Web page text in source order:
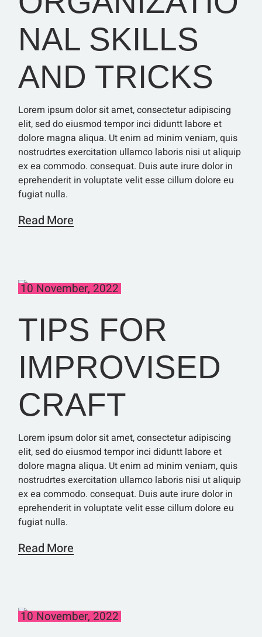
NAL SKILLS
AND TRICKS
Lorem ipsum dolor sit amet, consectetur adipiscing
elit, sed do eiusmod tempor inci diduntt labore et
dolore magna aliqua. Ut enim ad minim veniam, quis
nostrudrtes exercitation ullamco laboris nisi ut aliquip
ex ea commodo. consequat. Duis aute irure dolor in
eprehenderit in voluptate velit esse cillum dolore eu
fugiat nulla.
Read More
10 November, 2022
TIPS FOR
IMPROVISED
CRAFT
Lorem ipsum dolor sit amet, consectetur adipiscing
elit, sed do eiusmod tempor inci diduntt labore et
dolore magna aliqua. Ut enim ad minim veniam, quis
nostrudrtes exercitation ullamco laboris nisi ut aliquip
ex ea commodo. consequat. Duis aute irure dolor in
eprehenderit in voluptate velit esse cillum dolore eu
fugiat nulla.
Read More
10 November, 2022